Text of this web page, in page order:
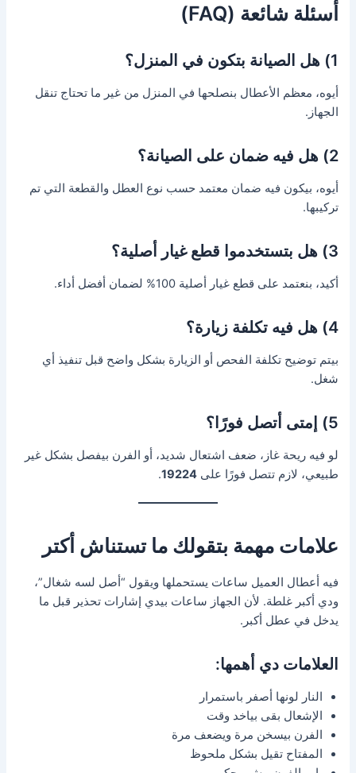
أسئلة شائعة (FAQ)
1) هل الصيانة بتكون في المنزل؟
أيوه، معظم الأعطال بنصلحها في المنزل من غير ما تحتاج تنقل
الجهاز.
2) هل فيه ضمان على الصيانة؟
أيوه، بيكون فيه ضمان معتمد حسب نوع العطل والقطعة التي تم
تركيبها.
3) هل بتستخدموا قطع غيار أصلية؟
أكيد، بنعتمد على قطع غيار أصلية 100% لضمان أفضل أداء.
4) هل فيه تكلفة زيارة؟
بيتم توضيح تكلفة الفحص أو الزيارة بشكل واضح قبل تنفيذ أي
شغل.
5) إمتى أتصل فورًا؟
لو فيه ريحة غاز، ضعف اشتعال شديد، أو الفرن بيفصل بشكل غير
طبيعي، لازم تتصل فورًا على19224
.
علامات مهمة بتقولك ما تستناش أكتر
فيه أعطال العميل ساعات يستحملها ويقول “أصل لسه شغال”،
ودي أكبر غلطة. لأن الجهاز ساعات بيدي إشارات تحذير قبل ما
يدخل في عطل أكبر.
العلامات دي أهمها:
النار لونها أصفر باستمرار
الإشعال بقى بياخد وقت
الفرن بيسخن مرة ويضعف مرة
المفتاح تقيل بشكل ملحوظ